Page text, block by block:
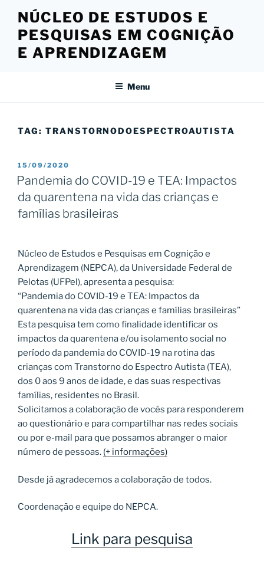
conteúdo
NÚCLEO DE ESTUDOS E
PESQUISAS EM COGNIÇÃO
E APRENDIZAGEM
Menu
TAG: TRANSTORNODOESPECTROAUTISTA
PUBLICADO
EM
15/09/2020
Pandemia do COVID-19 e TEA: Impactos
da quarentena na vida das crianças e
famílias brasileiras
Núcleo de Estudos e Pesquisas em Cognição e
Aprendizagem (NEPCA), da Universidade Federal de
Pelotas (UFPel), apresenta a pesquisa:
“Pandemia do COVID-19 e TEA: Impactos da
quarentena na vida das crianças e famílias brasileiras”
Esta pesquisa tem como finalidade identificar os
impactos da quarentena e/ou isolamento social no
período da pandemia do COVID-19 na rotina das
crianças com Transtorno do Espectro Autista (TEA),
dos 0 aos 9 anos de idade, e das suas respectivas
famílias, residentes no Brasil.
Solicitamos a colaboração de vocês para responderem
ao questionário e para compartilhar nas redes sociais
ou por e-mail para que possamos abranger o maior
número de pessoas. (+ informações)
Desde já agradecemos a colaboração de todos.
Coordenação e equipe do NEPCA.
Link para pesquisa